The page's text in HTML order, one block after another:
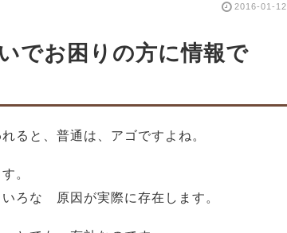
2016-01-12
でお困りの方に情報で
ると、普通は、アゴですよね。
。
ろな 原因が実際に存在します。